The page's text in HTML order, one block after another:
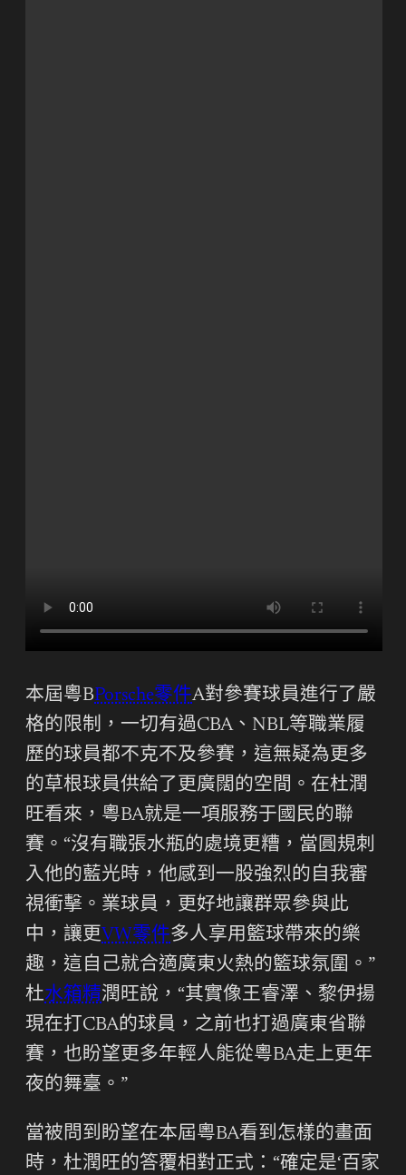
本屆粵BPorsche零件A對參賽球員進行了嚴
格的限制，一切有過CBA、NBL等職業履
歷的球員都不克不及參賽，這無疑為更多
的草根球員供給了更廣闊的空間。在杜潤
旺看來，粵BA就是一項服務于國民的聯
賽。“沒有職張水瓶的處境更糟，當圓規刺
入他的藍光時，他感到一股強烈的自我審
視衝擊。業球員，更好地讓群眾參與此
中，讓更VW零件多人享用籃球帶來的樂
趣，這自己就合適廣東火熱的籃球氛圍。”
杜水箱精潤旺說，“其實像王睿澤、黎伊揚
現在打CBA的球員，之前也打過廣東省聯
賽，也盼望更多年輕人能從粵BA走上更年
夜的舞臺。”
當被問到盼望在本屆粵BA看到怎樣的畫面
時，杜潤旺的答覆相對正式：“確定是‘百家